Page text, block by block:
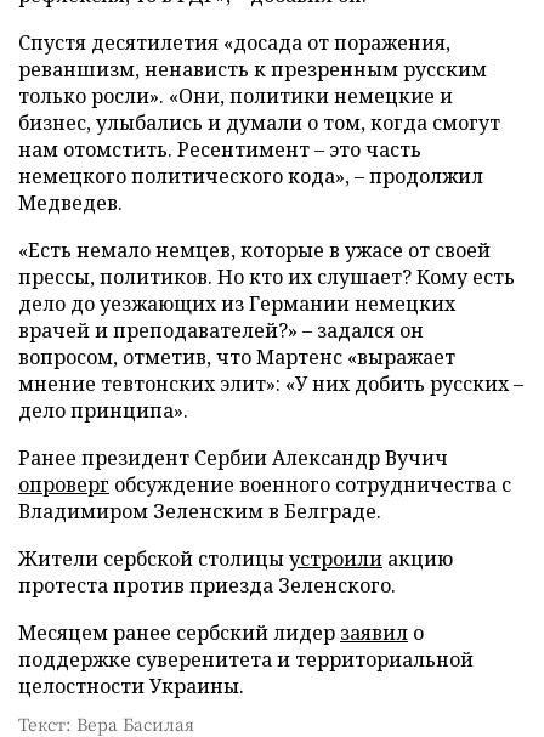
Спустя десятилетия «досада от поражения,
реваншизм, ненависть к презренным русским
только росли». «Они, политики немецкие и
бизнес, улыбались и думали о том, когда смогут
нам отомстить. Ресентимент – это часть
немецкого политического кода», – продолжил
Медведев.
«Есть немало немцев, которые в ужасе от своей
прессы, политиков. Но кто их слушает? Кому есть
дело до уезжающих из Германии немецких
врачей и преподавателей?» – задался он
вопросом, отметив, что Мартенс «выражает
мнение тевтонских элит»: «У них добить русских –
дело принципа».
Ранее президент Сербии Александр Вучич
опроверг обсуждение военного сотрудничества с
Владимиром Зеленским в Белграде.
Жители сербской столицыустроили акцию
протеста против приезда Зеленского.
Месяцем ранее сербский лидер заявил о
поддержке суверенитета и территориальной
целостности Украины.
Текст: Вера Басилая